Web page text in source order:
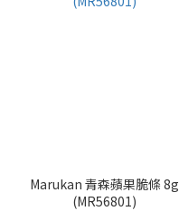
Marukan 青森蘋果脆條 8g
(MR56801)